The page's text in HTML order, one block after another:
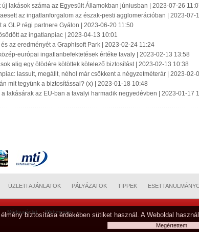
új lakások száma az Egyesült Államokban júniusban | 2023-07-26
az ingatlanforgalom az észak-pesti agglomerációban | 2023-07-
a GLP régi partnere Gyálon | 2023-06-20 11:50
az ingatlanpiac | 2023-04-13 10:01
az eredményét a Graphisoft Park | 2023-02-24 11:24
európai ingatlanbefektetések értéke tavaly | 2023-02-13 13:58
alig egy ötödére kötöttek kötelező biztosítást | 2023-02-13 10:38
lassult, megállt, néhol már csökkent a négyzetméterár | 2023-02-
mit tegyünk a biztosítással? (x) | 2023-01-18 10:48
a lakásárak az EU-ban a tavalyi harmadik negyedévben | 2023-01-17
ÜZLETI AJÁNLATOK PÁLYÁZATOK TIPPEK
Médiaajánlat Webmester
biztosítása érdekében sütiket használ. A Weboldal